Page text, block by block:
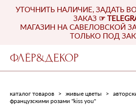
УТОЧНИТЬ НАЛИЧИЕ, ЗАДАТЬ
ЗАКАЗ ☞
МАГАЗИН НА САВЕЛОВСКОЙ
ТОЛЬКО ПОД
ФЛЁР&ДЕКОР
каталог товаров > живые цветы >
французскими розами "kiss you"